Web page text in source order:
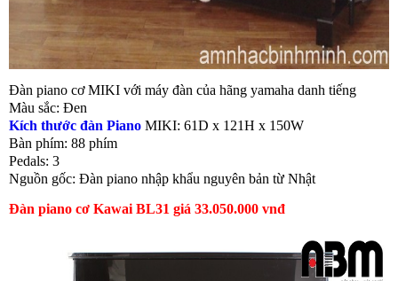
Đàn piano cơ MIKI với máy đàn của hãng yamaha danh tiếng
Màu sắc: Đen
Kích thước đàn Piano MIKI: 61D x 121H x 150W
Bàn phím: 88 phím
Pedals: 3
Nguồn gốc: Đàn piano nhập khẩu nguyên bản từ Nhật
Đàn piano cơ Kawai BL31 giá 33.050.000 vnđ